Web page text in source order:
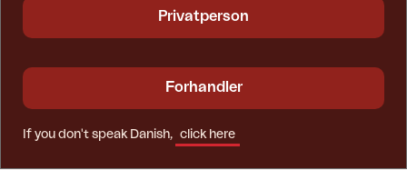
Privatperson
Forhandler
If you don't speak Danish, click here